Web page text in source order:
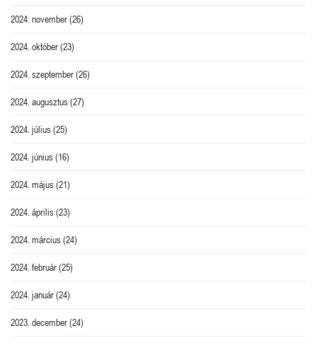
2024. november(26)
2024. október(23)
2024. szeptember(26)
2024. augusztus(27)
2024. július(25)
2024. június(16)
2024. május(21)
2024. április(23)
2024. március(24)
2024. február(25)
2024. január(24)
2023. december(24)